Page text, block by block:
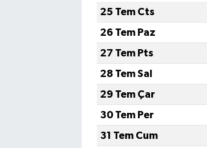
25 Tem Cts
26 Tem Paz
27 Tem Pts
28 Tem Sal
29 Tem Çar
30 Tem Per
31 Tem Cum